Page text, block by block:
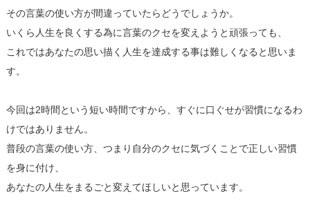
その言葉の使い方が間違っていたらどうでしょうか。
いくら人生を良くする為に言葉のクセを変えようと頑張っても、
これではあなたの思い描く人生を達成する事は難しくなると思いま
す。
今回は2時間という短い時間ですから、すぐに口ぐせが習慣になるわ
けではありません。
普段の言葉の使い方、つまり自分のクセに気づくことで正しい習慣
を身に付け、
あなたの人生をまるごと変えてほしいと思っています。